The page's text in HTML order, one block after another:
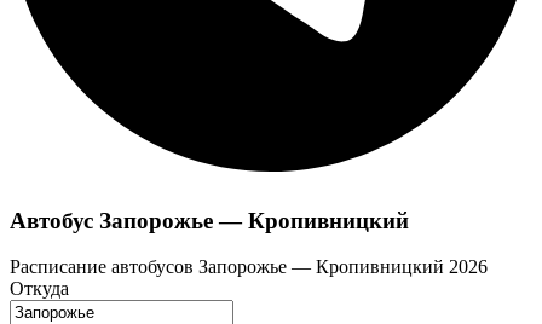
Автобус Запорожье — Кропивницкий
Расписание автобусов Запорожье — Кропивницкий 2026
Откуда